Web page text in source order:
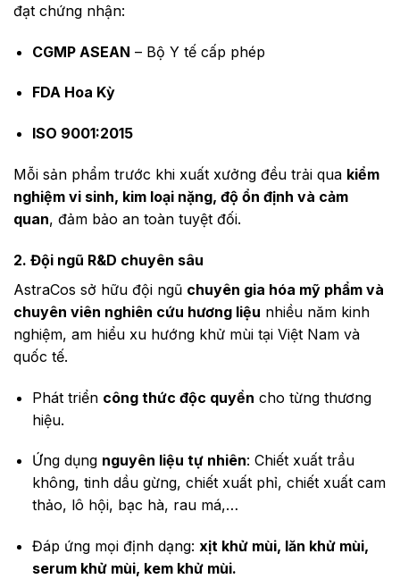
đạt chứng nhận:
CGMP ASEAN – Bộ Y tế cấp phép
FDA Hoa Kỳ
ISO 9001:2015
Mỗi sản phẩm trước khi xuất xưởng đều trải qua kiểm
nghiệm vi sinh, kim loại nặng, độ ổn định và cảm
quan, đảm bảo an toàn tuyệt đối.
2. Đội ngũ R&D chuyên sâu
AstraCos sở hữu đội ngũ chuyên gia hóa mỹ phẩm và
chuyên viên nghiên cứu hương liệu nhiều năm kinh
nghiệm, am hiểu xu hướng khử mùi tại Việt Nam và
quốc tế.
Phát triển công thức độc quyền cho từng thương
hiệu.
Ứng dụng nguyên liệu tự nhiên: Chiết xuất trầu
không, tinh dầu gừng, chiết xuất phỉ, chiết xuất cam
thảo, lô hội, bạc hà, rau má,…
Đáp ứng mọi định dạng: xịt khử mùi, lăn khử mùi,
serum khử mùi, kem khử mùi.